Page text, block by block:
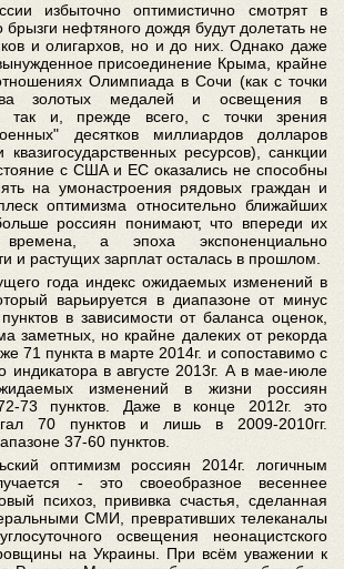
избыточно оптимистично смотрят в
нефтяного дождя будут долетать не
и олигархов, но и до них. Однако даже
присоединение Крыма, крайне
Олимпиада в Сочи (как с точки
золотых медалей и освещения в
так и, прежде всего, с точки зрения
десятков миллиардов долларов
квазигосударственных ресурсов), санкции
с США и ЕС оказались не способны
на умонастроения рядовых граждан и
оптимизма относительно ближайших
россиян понимают, что впереди их
а эпоха экспоненциально
растущих зарплат осталась в прошлом.
года индекс ожидаемых изменений в
варьируется в диапазоне от минус
в зависимости от баланса оценок,
заметных, но крайне далеких от рекорда
71 пункта в марте 2014г. и сопоставимо с
индикатора в августе 2013г. А в мае-июле
изменений в жизни россиян
73 пунктов. Даже в конце 2012г. это
70 пунктов и лишь в 2009-2010гг.
37-60 пунктов.
оптимизм россиян 2014г. логичным
- это своеобразное весеннее
психоз, прививка счастья, сделанная
СМИ, превративших телеканалы
освещения неонацистского
на Украины. При всём уважении к